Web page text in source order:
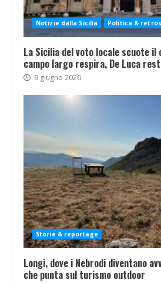
Notizie dalla Sicilia Politica &
La Sicilia del voto locale scuote
campo largo respira, De Luca
9 giugno 2026
Storie & reportage
Longi, dove i Nebrodi diventano
che punta sul turismo outdoor